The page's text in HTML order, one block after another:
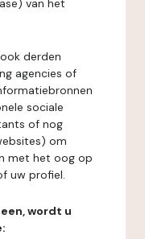
van het
derden
agencies of
sociale
of nog
om
met het oog op
uw profiel.
wordt u